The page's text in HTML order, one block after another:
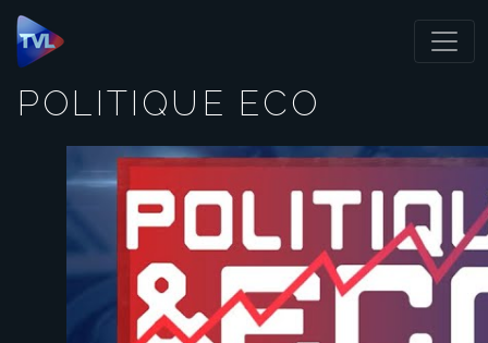
Panneau de gestion des cookies
POLITIQUE ECO